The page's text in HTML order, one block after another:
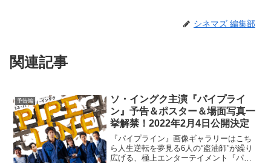
シネマズ 編集部
関連記事
予告編
ソ・イングク主演『パイプライ
ン』予告＆ポスター＆場面写真一
挙解禁！2022年2月4日公開決定
『パイプライン』画像ギャラリーはこち
ら人生逆転を夢見る6人の“盗油師”が繰り
広げる、極上エンターテイメント『パイ